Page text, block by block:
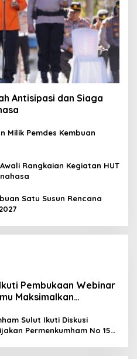
Antisipasi dan Siaga
Milik Pemdes Kembuan
Rangkaian Kegiatan HUT
Satu Susun Rencana
Pembukaan Webinar
Maksimalkan
Sulut Ikuti Diskusi
Permenkumham No 15